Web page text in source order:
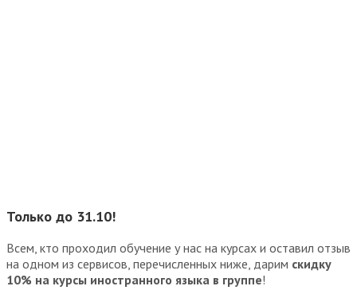
Только до 31.10!
Всем, кто проходил обучение у нас на курсах и оставил отзыв
на одном из сервисов, перечисленных ниже, дарим скидку
10% на курсы иностранного языка в группе!